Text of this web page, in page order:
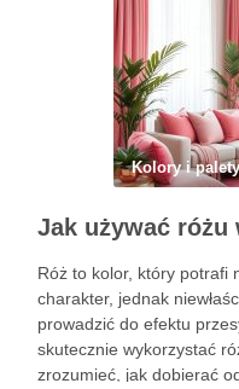
Kolory i
Róż to kolor, który potrafi
charakter, jednak
prowadzić do efektu
skutecznie wykorzystać
zrozumieć, jak dobierać